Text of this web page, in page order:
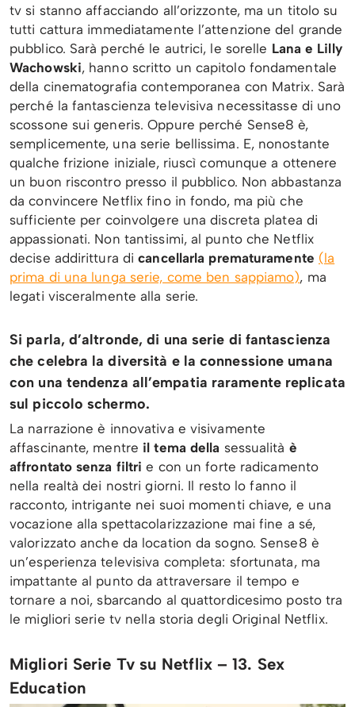
tv si stanno affacciando all’orizzonte, ma un titolo su
tutti cattura immediatamente l’attenzione del grande
pubblico. Sarà perché le autrici, le sorelle Lana e Lilly
Wachowski, hanno scritto un capitolo fondamentale
della cinematografia contemporanea con Matrix. Sarà
perché la fantascienza televisiva necessitasse di uno
scossone sui generis. Oppure perché Sense8 è,
semplicemente, una serie bellissima. E, nonostante
qualche frizione iniziale, riuscì comunque a ottenere
un buon riscontro presso il pubblico. Non abbastanza
da convincere Netflix fino in fondo, ma più che
sufficiente per coinvolgere una discreta platea di
appassionati. Non tantissimi, al punto che Netflix
decise addirittura dicancellarla prematuramente (la
prima di una lunga serie, come ben sappiamo), ma
legati visceralmente alla serie.
Si parla, d’altronde, di una serie di fantascienza
che celebra la diversità e la connessione umana
con una tendenza all’empatia raramente replicata
sul piccolo schermo.
La narrazione è innovativa e visivamente
affascinante, mentre il tema della sessualità è
affrontato senza filtri e con un forte radicamento
nella realtà dei nostri giorni. Il resto lo fanno il
racconto, intrigante nei suoi momenti chiave, e una
vocazione alla spettacolarizzazione mai fine a sé,
valorizzato anche da location da sogno. Sense8 è
un’esperienza televisiva completa: sfortunata, ma
impattante al punto da attraversare il tempo e
tornare a noi, sbarcando al quattordicesimo posto tra
le migliori serie tv nella storia degli Original Netflix.
Migliori Serie Tv su Netflix – 13. Sex
Education